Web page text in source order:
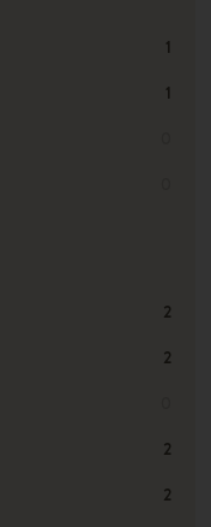
1
1
2
2
2
2